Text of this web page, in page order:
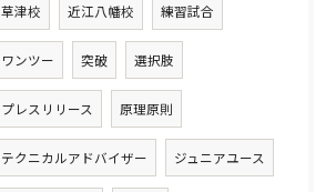
草津校 近江八幡校 練習試合
ワンツー 突破 選択肢
プレスリリース 原理原則
テクニカルアドバイザー ジュニアユース